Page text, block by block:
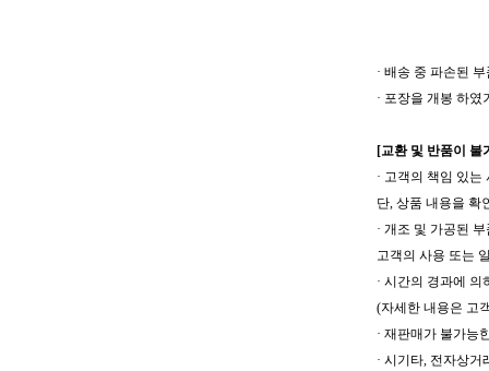
· 배송 중 파손된
· 포장을 개봉 하
[교환 및 반품이 불
· 고객의 책임 있
단, 상품 내용을 확
· 개조 및 가공된
고객의 사용 또는
· 시간의 경과에
(자세한 내용은 고
· 재판매가 불가능
· 시기타, 전자상